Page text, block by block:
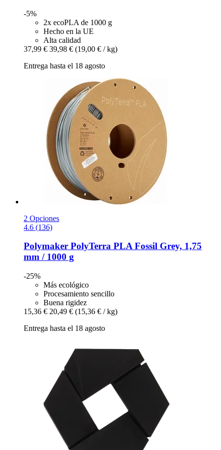
-5%
2x ecoPLA de 1000 g
Hecho en la UE
Alta calidad
37,99 € 39,98 € (19,00 € / kg)
Entrega hasta el 18 agosto
2 Opciones
4.6 (136)
Polymaker PolyTerra PLA Fossil Grey, 1,75
mm / 1000 g
-25%
Más ecológico
Procesamiento sencillo
Buena rigidez
15,36 € 20,49 € (15,36 € / kg)
Entrega hasta el 18 agosto